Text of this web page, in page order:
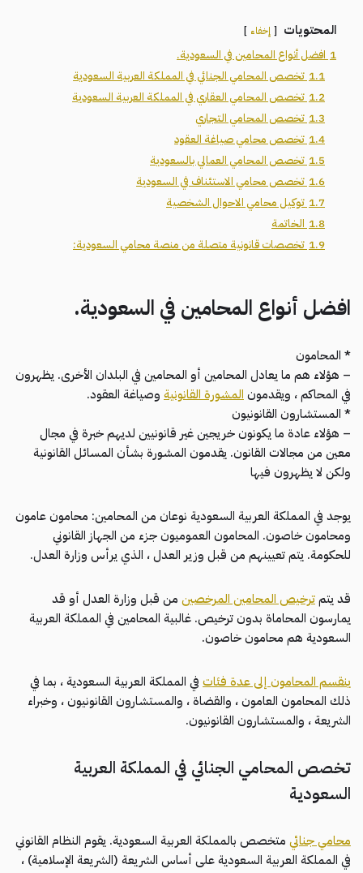
المحتويات إخفاء
1 افضل أنواع المحامين في السعودية.
1.1 تخصص المحامي الجنائي في المملكة العربية السعودية
1.2 تخصص المحامي العقاري في المملكة العربية السعودية
1.3 تخصص المحامي التجاري
1.4 تخصص محامي صياغة العقود
1.5 تخصص المحامي العمالي بالسعودية
1.6 تخصص محامي الاستئناف في السعودية
1.7 توكيل محامي الاحوال الشخصية
1.8 الخاتمة
1.9 تخصصات قانونية متصلة من منصة محامي السعودية:
افضل أنواع المحامين في السعودية.
* المحامون
– هؤلاء هم ما يعادل المحامين أو المحامين في البلدان الأخرى. يظهرون
في المحاكم ، ويقدمون المشورة القانونية وصياغة العقود.
* المستشارون القانونيون
– هؤلاء عادة ما يكونون خريجين غير قانونيين لديهم خبرة في مجال
معين من مجالات القانون. يقدمون المشورة بشأن المسائل القانونية
ولكن لا يظهرون فيها
يوجد في المملكة العربية السعودية نوعان من المحامين: محامون عامون
ومحامون خاصون. المحامون العموميون جزء من الجهاز القانوني
للحكومة. يتم تعيينهم من قبل وزير العدل ، الذي يرأس وزارة العدل.
قد يتمترخيص المحامين المرخصين من قبل وزارة العدل أو قد
يمارسون المحاماة بدون ترخيص. غالبية المحامين في المملكة العربية
السعودية هم محامون خاصون.
ينقسم المحامون إلى عدة فئات في المملكة العربية السعودية ، بما في
ذلك المحامون العامون ، والقضاة ، والمستشارون القانونيون ، وخبراء
الشريعة ، والمستشارون القانونيون.
تخصص المحامي الجنائي في المملكة العربية
السعودية
محامي جنائي متخصص بالمملكة العربية السعودية. يقوم النظام القانوني
في المملكة العربية السعودية على أساس الشريعة (الشريعة الإسلامية) ،